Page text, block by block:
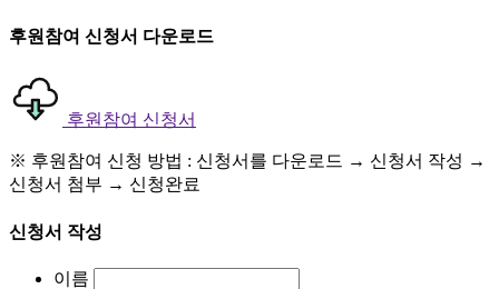
후원참여 신청서 다운로드
후원참여 신청서
※ 후원참여 신청 방법 : 신청서를 다운로드 → 신청서 작성 →
신청서 첨부 → 신청완료
신청서 작성
이름